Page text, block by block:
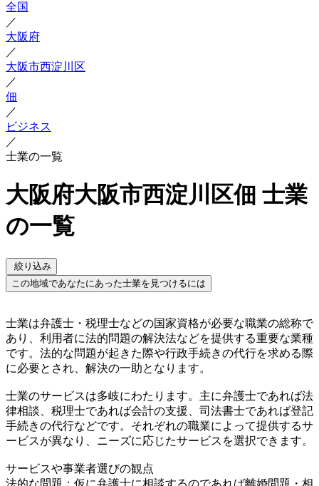
全国
／
大阪府
／
大阪市西淀川区
／
佃
／
ビジネス
／
士業の一覧
大阪府大阪市西淀川区佃 士業
の一覧
絞り込み
この地域であなたにあった士業を見つけるには
士業は弁護士・税理士などの国家資格が必要な職業の総称で
あり、利用者に法的問題の解決法などを提供する重要な業種
です。法的な問題が起きた際や行政手続きの代行を求める際
に必要とされ、解決の一助となります。
士業のサービスは多岐にわたります。主に弁護士であれば法
律相談、税理士であれば会計の支援、司法書士であれば登記
手続きの代行などです。それぞれの職業によって提供するサ
ービスが異なり、ニーズに応じたサービスを選択できます。
サービスや事業者選びの観点
法的な問題：仮に弁護士に相談するのであれば離婚問題・相